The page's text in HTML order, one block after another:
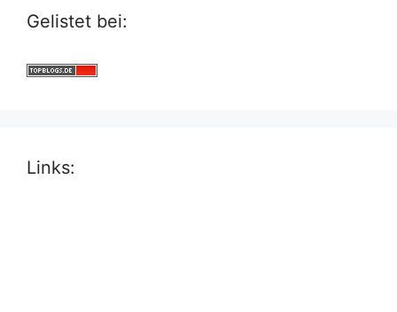
Gelistet bei:
Links: